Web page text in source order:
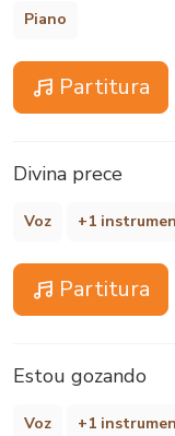
Piano
Partitura
Divina prece
Voz +1
Partitura
Estou gozando
Voz +1